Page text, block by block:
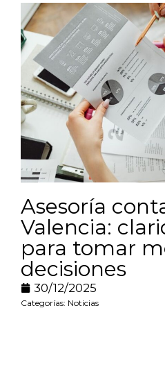
Asesoría
Valencia:
para tomar
decisiones
30/12/2025
Categorías: Noticias